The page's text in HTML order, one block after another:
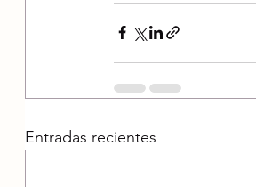
Entradas recientes